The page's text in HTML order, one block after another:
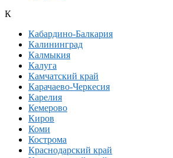
К
Кабардино-Балкария
Калининград
Калмыкия
Калуга
Камчатский край
Карачаево-Черкесия
Карелия
Кемерово
Киров
Коми
Кострома
Краснодарский край